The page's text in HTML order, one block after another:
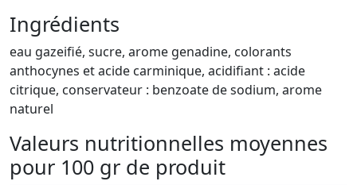
Ingrédients
eau gazeifié, sucre, arome genadine, colorants
anthocynes et acide carminique, acidifiant : acide
citrique, conservateur : benzoate de sodium, arome
naturel
Valeurs nutritionnelles moyennes
pour 100 gr de produit